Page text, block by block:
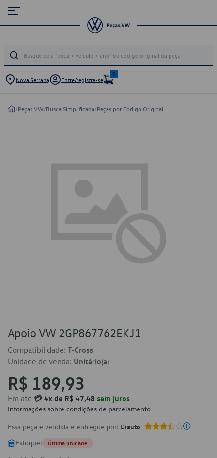
Nova Serrana Entre/registre-se
0
/Peças VW/Busca Simplificada/Peças por Código Original
Apoio VW 2GP867762EKJ1
Compatibilidade: T-Cross
Unidade de venda: Unitário(a)
R$ 189,93
Em até 💳 4x de R$ 47,48 sem juros
Informações sobre condições de parcelamento
Essa peça é vendida e entregue por: Diauto
Estoque: Última unidade